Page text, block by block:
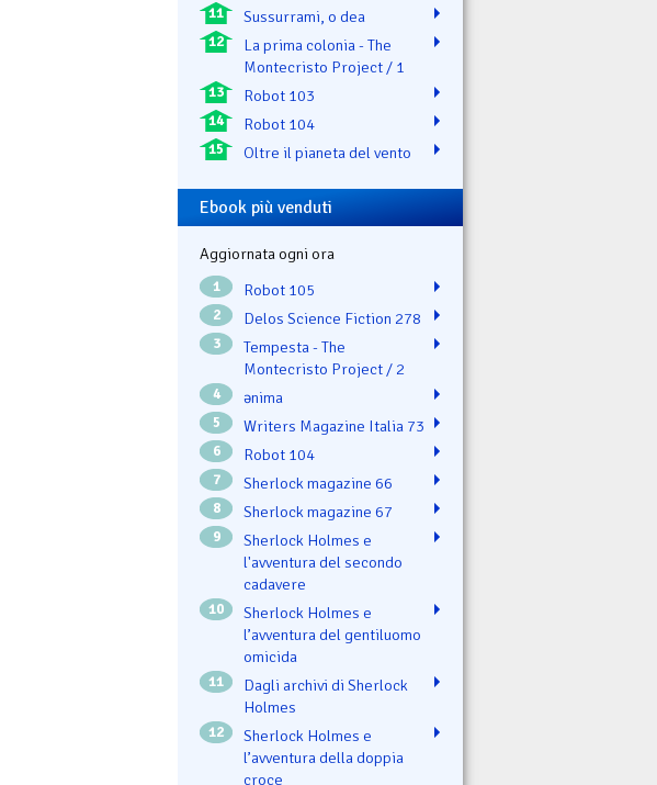
11 Sussurrami, o dea
12
La prima colonia - The
Montecristo Project / 1
13 Robot 103
14 Robot 104
15 Oltre il pianeta del vento
Ebook più venduti
Aggiornata ogni ora
1 Robot 105
2 Delos Science Fiction 278
3
Tempesta - The
Montecristo Project / 2
4 ənima
5 Writers Magazine Italia 73
6 Robot 104
7 Sherlock magazine 66
8 Sherlock magazine 67
9
Sherlock Holmes e
l'avventura del secondo
cadavere
10
Sherlock Holmes e
l’avventura del gentiluomo
omicida
11
Dagli archivi di Sherlock
Holmes
12
Sherlock Holmes e
l’avventura della doppia
croce